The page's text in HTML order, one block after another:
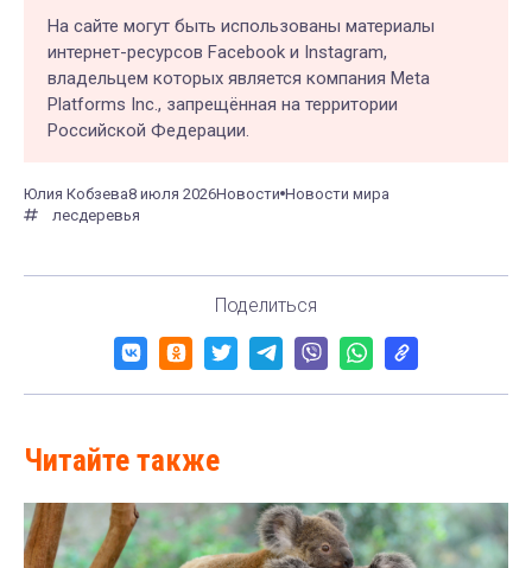
На сайте могут быть использованы материалы
интернет-ресурсов Facebook и Instagram,
владельцем которых является компания Meta
Platforms Inc., запрещённая на территории
Российской Федерации.
Юлия Кобзева8 июля 2026Новости Новости мира
лесдеревья
Поделиться
Читайте также